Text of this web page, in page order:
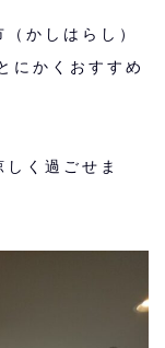
かしはらし）
にかくおすすめ
く過ごせま